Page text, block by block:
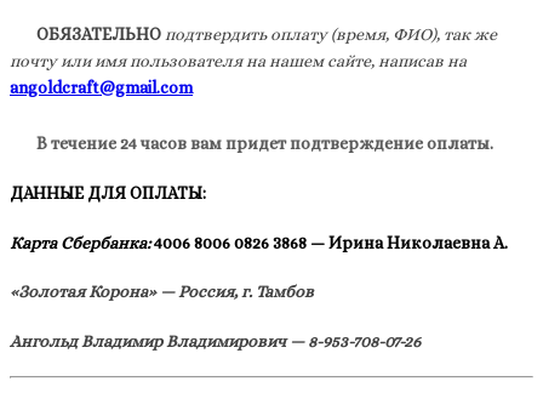
ОБЯЗАТЕЛЬНО подтвердить оплату (время, ФИО), так же
почту или имя пользователя на нашем сайте, написав на
angoldcraft@gmail.com
В течение 24 часов вам придет подтверждение оплаты.
ДАННЫЕ ДЛЯ ОПЛАТЫ:
Карта Сбербанка:4006 8006 0826 3868 — Ирина Николаевна А.
«Золотая Корона» — Россия, г. Тамбов
Ангольд Владимир Владимирович — 8-953-708-07-26